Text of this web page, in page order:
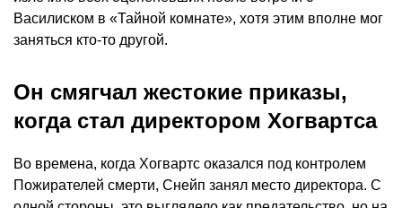
Василиском в «Тайной комнате», хотя этим вполне мог
заняться кто-то другой.
Он смягчал жестокие приказы,
когда стал директором Хогвартса
Во времена, когда Хогвартс оказался под контролем
Пожирателей смерти, Снейп занял место директора. С